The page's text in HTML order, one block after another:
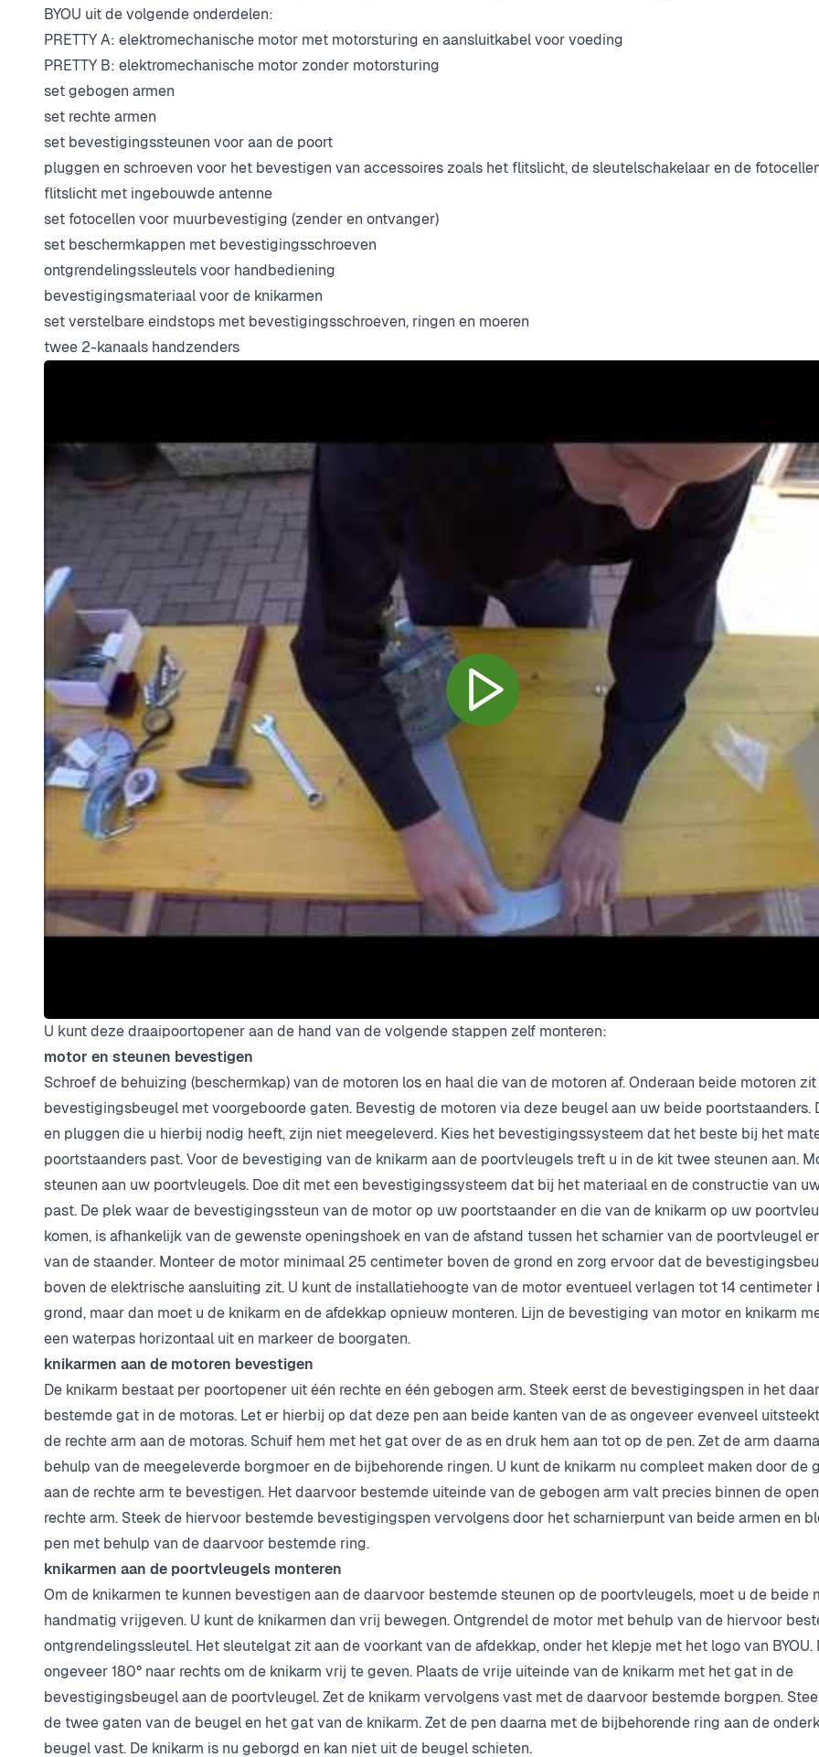
BYOU uit de volgende onderdelen:
PRETTY A: elektromechanische motor met motorsturing en aansluitkabel voor voeding
PRETTY B: elektromechanische motor zonder motorsturing
set gebogen armen
set rechte armen
set bevestigingssteunen voor aan de poort
pluggen en schroeven voor het bevestigen van accessoires zoals het flitslicht, de sleutelschakelaar en de
flitslicht met ingebouwde antenne
set fotocellen voor muurbevestiging (zender en ontvanger)
set beschermkappen met bevestigingsschroeven
ontgrendelingssleutels voor handbediening
bevestigingsmateriaal voor de knikarmen
set verstelbare eindstops met bevestigingsschroeven, ringen en moeren
twee 2-kanaals handzenders
U kunt deze draaipoortopener aan de hand van de volgende stappen zelf monteren:
motor en steunen bevestigen
Schroef de behuizing (beschermkap) van de motoren los en haal die van de motoren af. Onderaan beide motoren
bevestigingsbeugel met voorgeboorde gaten. Bevestig de motoren via deze beugel aan uw beide poortstaanders.
en pluggen die u hierbij nodig heeft, zijn niet meegeleverd. Kies het bevestigingssysteem dat het beste bij het
poortstaanders past. Voor de bevestiging van de knikarm aan de poortvleugels treft u in de kit twee steunen aan.
steunen aan uw poortvleugels. Doe dit met een bevestigingssysteem dat bij het materiaal en de constructie van
past. De plek waar de bevestigingssteun van de motor op uw poortstaander en die van de knikarm op uw
komen, is afhankelijk van de gewenste openingshoek en van de afstand tussen het scharnier van de poortvleugel
van de staander. Monteer de motor minimaal 25 centimeter boven de grond en zorg ervoor dat de
boven de elektrische aansluiting zit. U kunt de installatiehoogte van de motor eventueel verlagen tot 14 centimeter
grond, maar dan moet u de knikarm en de afdekkap opnieuw monteren. Lijn de bevestiging van motor en knikarm
een waterpas horizontaal uit en markeer de boorgaten.
knikarmen aan de motoren bevestigen
De knikarm bestaat per poortopener uit één rechte en één gebogen arm. Steek eerst de bevestigingspen in het
bestemde gat in de motoras. Let er hierbij op dat deze pen aan beide kanten van de as ongeveer evenveel
de rechte arm aan de motoras. Schuif hem met het gat over de as en druk hem aan tot op de pen. Zet de arm
behulp van de meegeleverde borgmoer en de bijbehorende ringen. U kunt de knikarm nu compleet maken door de
aan de rechte arm te bevestigen. Het daarvoor bestemde uiteinde van de gebogen arm valt precies binnen de
rechte arm. Steek de hiervoor bestemde bevestigingspen vervolgens door het scharnierpunt van beide armen en
pen met behulp van de daarvoor bestemde ring.
knikarmen aan de poortvleugels monteren
Om de knikarmen te kunnen bevestigen aan de daarvoor bestemde steunen op de poortvleugels, moet u de beide
handmatig vrijgeven. U kunt de knikarmen dan vrij bewegen. Ontgrendel de motor met behulp van de hiervoor
ontgrendelingssleutel. Het sleutelgat zit aan de voorkant van de afdekkap, onder het klepje met het logo van BYOU.
ongeveer 180° naar rechts om de knikarm vrij te geven. Plaats de vrije uiteinde van de knikarm met het gat in de
bevestigingsbeugel aan de poortvleugel. Zet de knikarm vervolgens vast met de daarvoor bestemde borgpen.
de twee gaten van de beugel en het gat van de knikarm. Zet de pen daarna met de bijbehorende ring aan de
beugel vast. De knikarm is nu geborgd en kan niet uit de beugel schieten.